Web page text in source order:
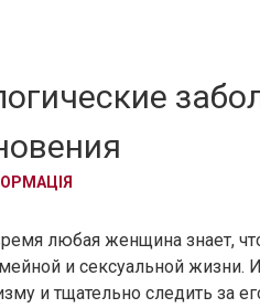
любая женщина знает,
и сексуальной
и тщательно следить за